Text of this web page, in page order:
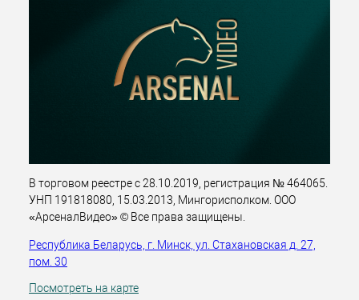
В торговом реестре с 28.10.2019, регистрация № 464065.
УНП 191818080, 15.03.2013, Мингорисполком. ООО
«АрсеналВидео» © Все права защищены.
Республика Беларусь, г. Минск, ул. Стахановская д. 27,
пом. 30
Посмотреть на карте